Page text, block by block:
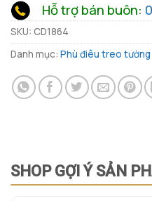
Hỗ trợ bán buôn:
SKU: CD1864
Danh mục: Phù điêu treo tường
SHOP GỢI Ý SẢN